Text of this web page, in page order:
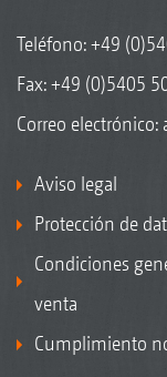
Teléfono:+49
Fax: +49 (0)5405
Correo electrónico:
Aviso legal
Protección de
Condiciones
venta
Cumplimiento